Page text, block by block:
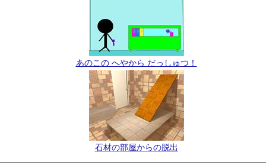
あのこの へやから だっしゅつ！
石材の部屋からの脱出